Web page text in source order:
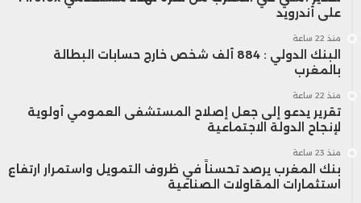
على أندرويد
منذ 22 ساعة
البنك الدولي : 884 ألف شخص خارج حسابات البطالة
بالمغرب
منذ 22 ساعة
تقرير يدعو إلى جعل إصلاح المستشفى العمومي أولوية
لإنجاح الدولة الاجتماعية
منذ 23 ساعة
بنك المغرب يرصد تحسناً في ظروف التمويل واستمرار ارتفاع
استثمارات المقاولات الصناعية